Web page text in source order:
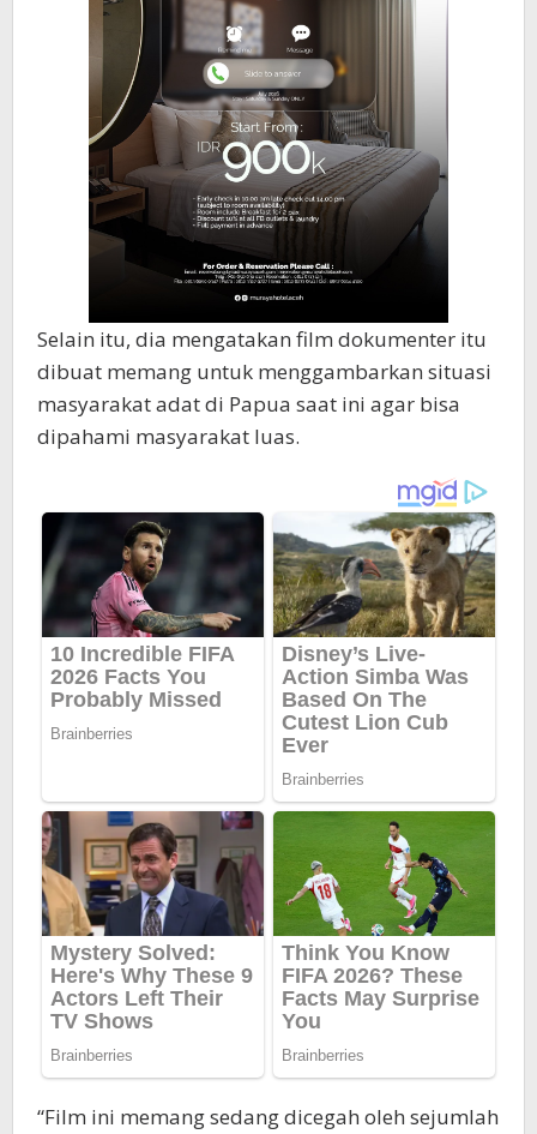
Selain itu, dia mengatakan film dokumenter itu
dibuat memang untuk menggambarkan situasi
masyarakat adat di Papua saat ini agar bisa
dipahami masyarakat luas.
“Film ini memang sedang dicegah oleh sejumlah